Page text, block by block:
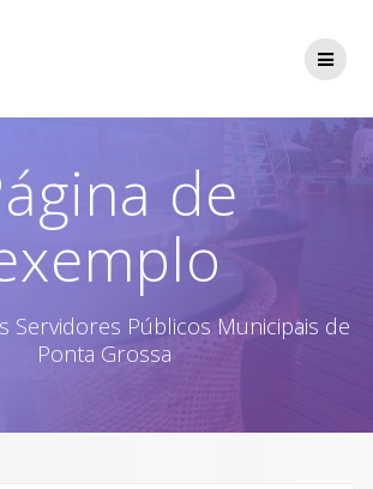
de
Servidores Públicos Municipais de
Ponta Grossa